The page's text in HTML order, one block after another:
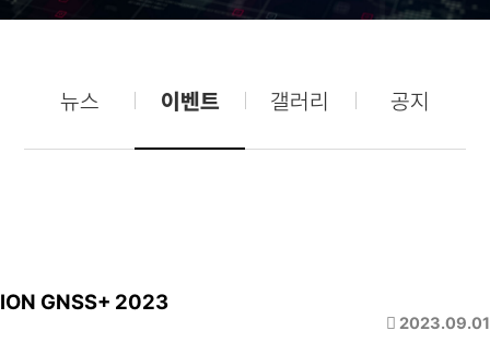
뉴스 이벤트 갤러리 공지
ION GNSS+ 2023
2023.09.01